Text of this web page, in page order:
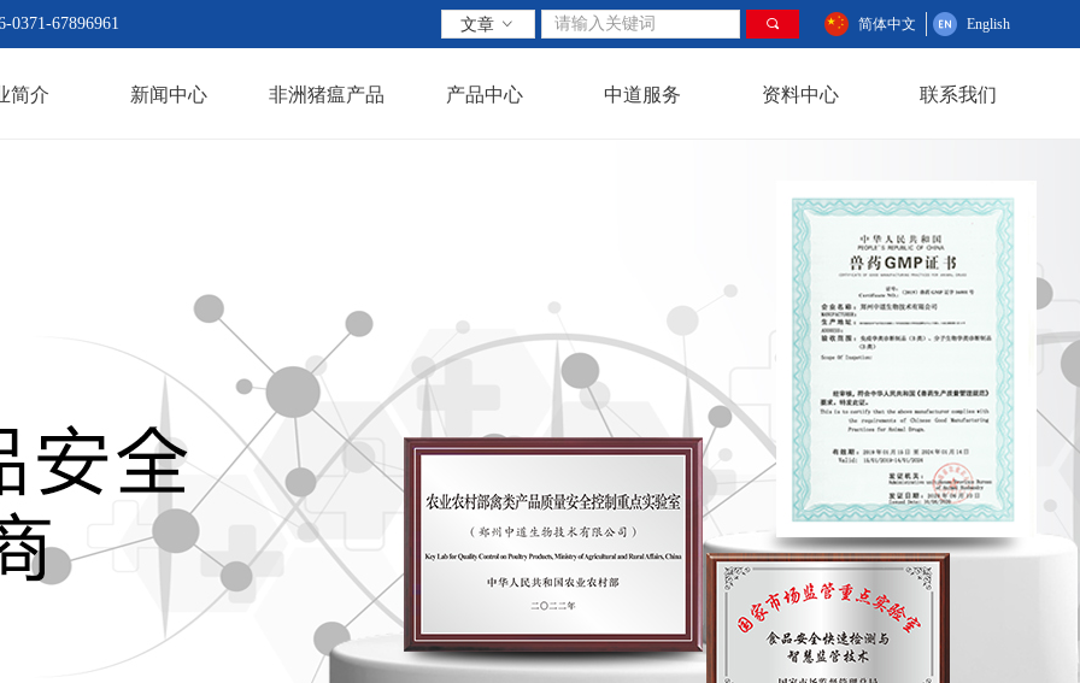
简介 新闻中心 非洲猪瘟产品 产品中心 中道服务 资料中心 联系我们
0371-67896961 끠
文章 ꀁ 简体中文 English